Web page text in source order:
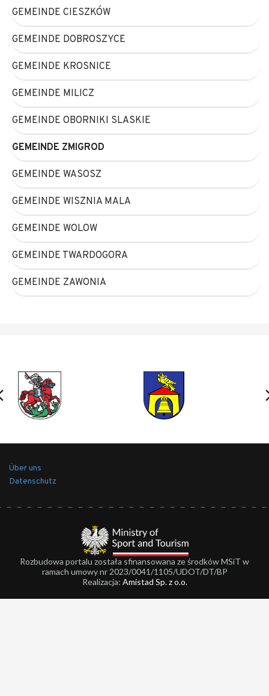
GEMEINDE CIESZKÓW
GEMEINDE DOBROSZYCE
GEMEINDE KROSNICE
GEMEINDE MILICZ
GEMEINDE OBORNIKI SLASKIE
GEMEINDE ZMIGROD
GEMEINDE WASOSZ
GEMEINDE WISZNIA MALA
GEMEINDE WOLOW
GEMEINDE TWARDOGORA
GEMEINDE ZAWONIA
Über uns
Datenschutz
Rozbudowa portalu została sfinansowana ze środków MSiT w
ramach umowy nr 2023/0041/1105/UDOT/DT/BP
Realizacja: Amistad Sp. z o.o.